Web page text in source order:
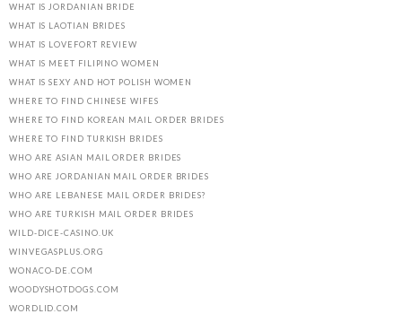
WHAT IS JORDANIAN BRIDE
WHAT IS LAOTIAN BRIDES
WHAT IS LOVEFORT REVIEW
WHAT IS MEET FILIPINO WOMEN
WHAT IS SEXY AND HOT POLISH WOMEN
WHERE TO FIND CHINESE WIFES
WHERE TO FIND KOREAN MAIL ORDER BRIDES
WHERE TO FIND TURKISH BRIDES
WHO ARE ASIAN MAIL ORDER BRIDES
WHO ARE JORDANIAN MAIL ORDER BRIDES
WHO ARE LEBANESE MAIL ORDER BRIDES?
WHO ARE TURKISH MAIL ORDER BRIDES
WILD-DICE-CASINO.UK
WINVEGASPLUS.ORG
WONACO-DE.COM
WOODYSHOTDOGS.COM
WORDLID.COM